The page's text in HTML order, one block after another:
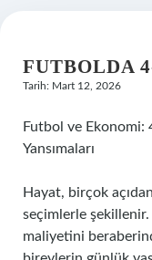
Hakkımızda
FUTBOLDA
Tarih: Mart 12, 2026
Futbol ve
Yansımaları
Hayat, birçok
seçimlerle
maliyetini